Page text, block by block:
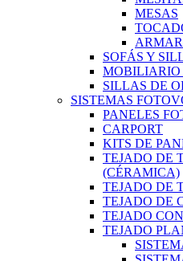
MESAS
SOFÁS Y
MOBILIARIO
SILLAS DE
SISTEMAS
PANELES
CARPORT
KITS DE
TEJADO DE
(CÉRAMICA)
TEJADO DE
TEJADO DE
TEJADO
TEJADO